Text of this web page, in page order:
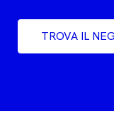
TROVA IL